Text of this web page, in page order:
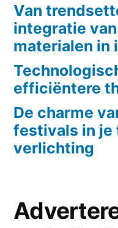
Van
integratie
materialen in
efficiëntere
De charme
festivals in je
verlichting